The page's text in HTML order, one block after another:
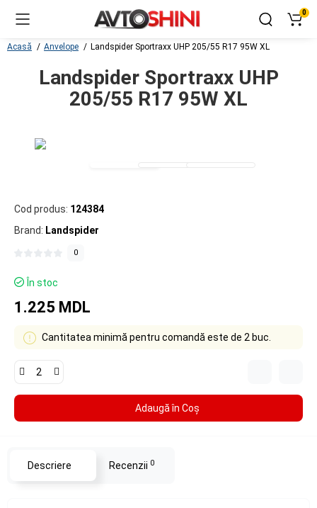
0
Acasă Anvelope Landspider Sportraxx UHP 205/55 R17 95W XL
Landspider Sportraxx UHP
205/55 R17 95W XL
Cod produs: 124384
Brand: Landspider
0
În stoc
1.225 MDL
Cantitatea minimă pentru comandă este de 2 buc.
Adaugă în Coş
Descriere Recenzii 0